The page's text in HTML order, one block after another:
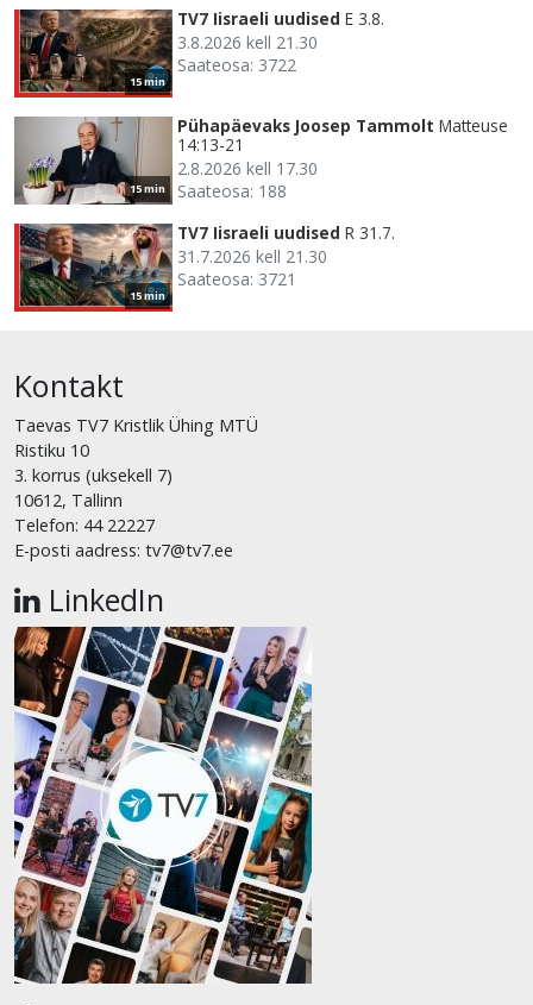
15 min
TV7 Iisraeli uudised E 3.8.
3.8.2026 kell 21.30
Saateosa: 3722
15 min
Pühapäevaks Joosep Tammolt Matteuse
14:13-21
2.8.2026 kell 17.30
Saateosa: 188
15 min
TV7 Iisraeli uudised R 31.7.
31.7.2026 kell 21.30
Saateosa: 3721
Kontakt
Taevas TV7 Kristlik Ühing MTÜ
Ristiku 10
3. korrus (uksekell 7)
10612, Tallinn
Telefon: 44 22227
E-posti aadress: tv7@tv7.ee
LinkedIn